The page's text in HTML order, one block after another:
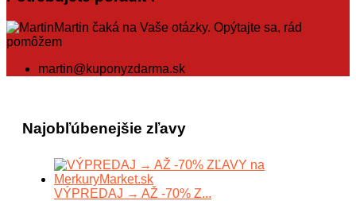
Martin čaká na Vaše otázky. Opýtajte sa, rád
pomôžem
martin@kuponyzdarma.sk
Najobľúbenejšie zľavy
VÝPREDAJ → AŽ -70% Z...